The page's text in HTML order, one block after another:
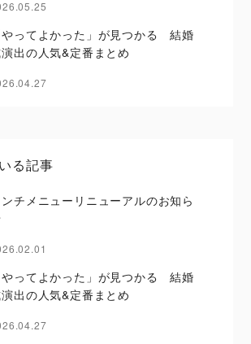
やってよかった」が見つかる 結婚
出の人気&定番まとめ
る記事
チメニューリニューアルのお知ら
やってよかった」が見つかる 結婚
出の人気&定番まとめ